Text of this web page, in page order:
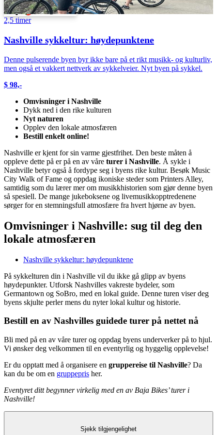
Português
2,5 timer
Nashville sykkeltur: høydepunktene
Denne pulserende byen byr ikke bare på et rikt musikk- og kulturliv,
men også et vakkert nettverk av sykkelveier. Nyt byen på sykkel.
$ 98,-
Omvisninger i Nashville
Dykk ned i den rike kulturen
Nyt naturen
Opplev den lokale atmosfæren
Bestill enkelt online!
Nashville er kjent for sin varme gjestfrihet. Den beste måten å
oppleve dette på er på en av våre turer i Nashville. Å sykle i
Nashville betyr også å fordype seg i byens rike kultur. Besøk Music
City Walk of Fame og oppdag ikoniske steder som Printers Alley,
samtidig som du lærer mer om musikkhistorien som gjør denne byen
så spesiell. De mange jukeboksene og livemusikkopptredenene
sørger for en stemningsfull atmosfære fra hvert hjørne av byen.
Omvisninger i Nashville: sug til deg den
lokale atmosfæren
Nashville sykkeltur: høydepunktene
På sykkelturen din i Nashville vil du ikke gå glipp av byens
høydepunkter. Utforsk Nashvilles vakreste bydeler, som
Germantown og SoBro, med en lokal guide. Denne turen viser deg
byens skjulte perler mens du nyter lokal kultur og historie.
Bestill en av Nashvilles guidede turer på nettet nå
Bli med på en av våre turer og oppdag byens underverker på to hjul.
Vi ønsker deg velkommen til en eventyrlig og hyggelig opplevelse!
Er du opptatt med å organisere en gruppereise til Nashville? Da
kan du be om en gruppepris her.
Eventyret ditt begynner virkelig med en av Baja Bikes’ turer i
Nashville!
Sjekk tilgjengelighet